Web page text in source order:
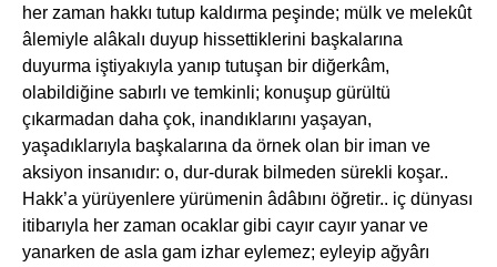
her zaman hakkı tutup kaldırma peşinde; mülk ve melekût
âlemiyle alâkalı duyup hissettiklerini başkalarına
duyurma iştiyakıyla yanıp tutuşan bir diğerkâm,
olabildiğine sabırlı ve temkinli; konuşup gürültü
çıkarmadan daha çok, inandıklarını yaşayan,
yaşadıklarıyla başkalarına da örnek olan bir iman ve
aksiyon insanıdır: o, dur-durak bilmeden sürekli koşar..
Hakk’a yürüyenlere yürümenin âdâbını öğretir.. iç dünyası
itibarıyla her zaman ocaklar gibi cayır cayır yanar ve
yanarken de asla gam izhar eylemez; eyleyip ağyârı